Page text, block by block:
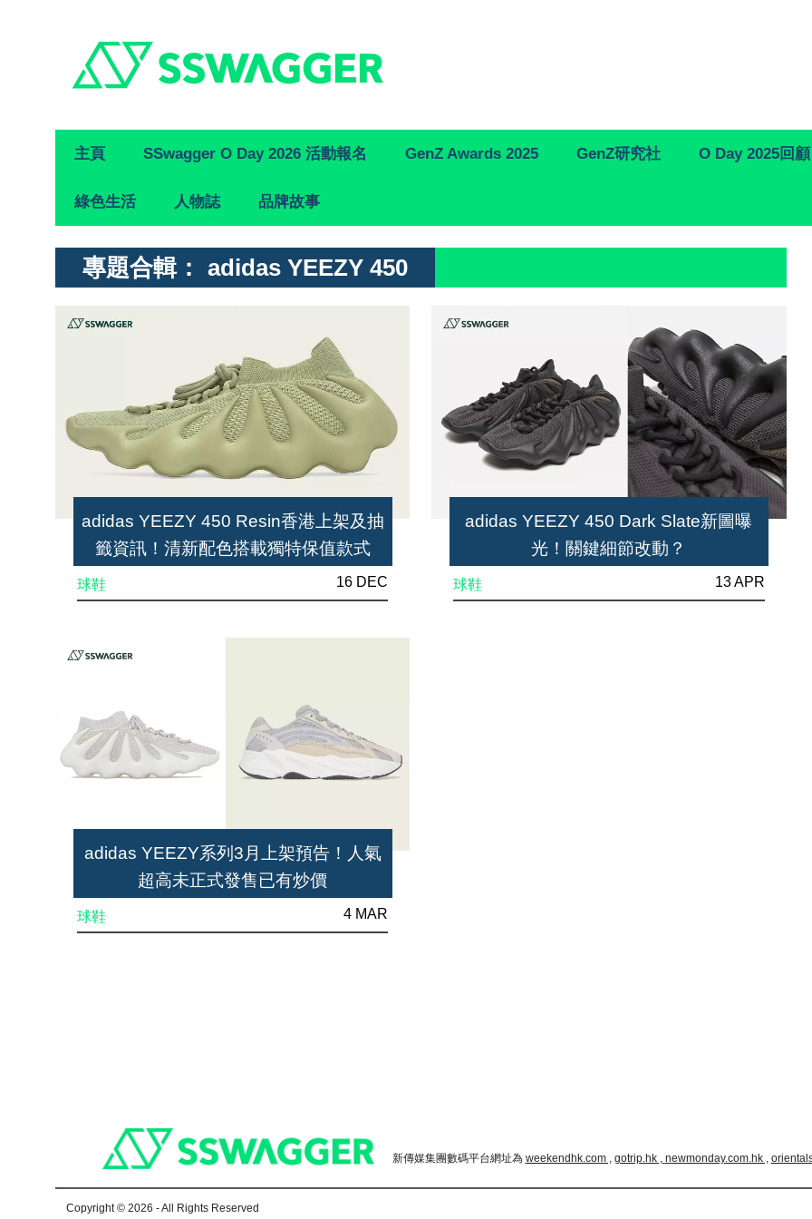
Primary
Navigation
主頁 SSwagger O Day 2026 活動報名 GenZ Awards 2025 GenZ研究社 O Day 2025回顧
綠色生活 人物誌 品牌故事
專題合輯： adidas YEEZY 450
adidas YEEZY 450 Resin香港上架及抽
籤資訊！清新配色搭載獨特保值款式
球鞋 16 DEC
adidas YEEZY系列3月上架預告！人氣
超高未正式發售已有炒價
球鞋 4 MAR
adidas YEEZY 450 Dark Slate新圖曝
光！關鍵細節改動？
球鞋 13 APR
新傳媒集團數碼平台網址為 weekendhk.com , gotrip.hk , newmonday.com.hk ,
Copyright © 2026 - All Rights Reserved